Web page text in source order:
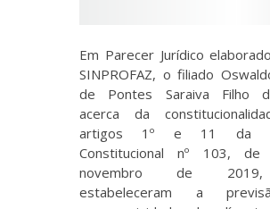
Em Parecer Jurídico
SINPROFAZ, o filiado
de Pontes Saraiva Filho
acerca da
artigos 1º e 11 da
Constitucional nº 103,
novembro de
estabeleceram a